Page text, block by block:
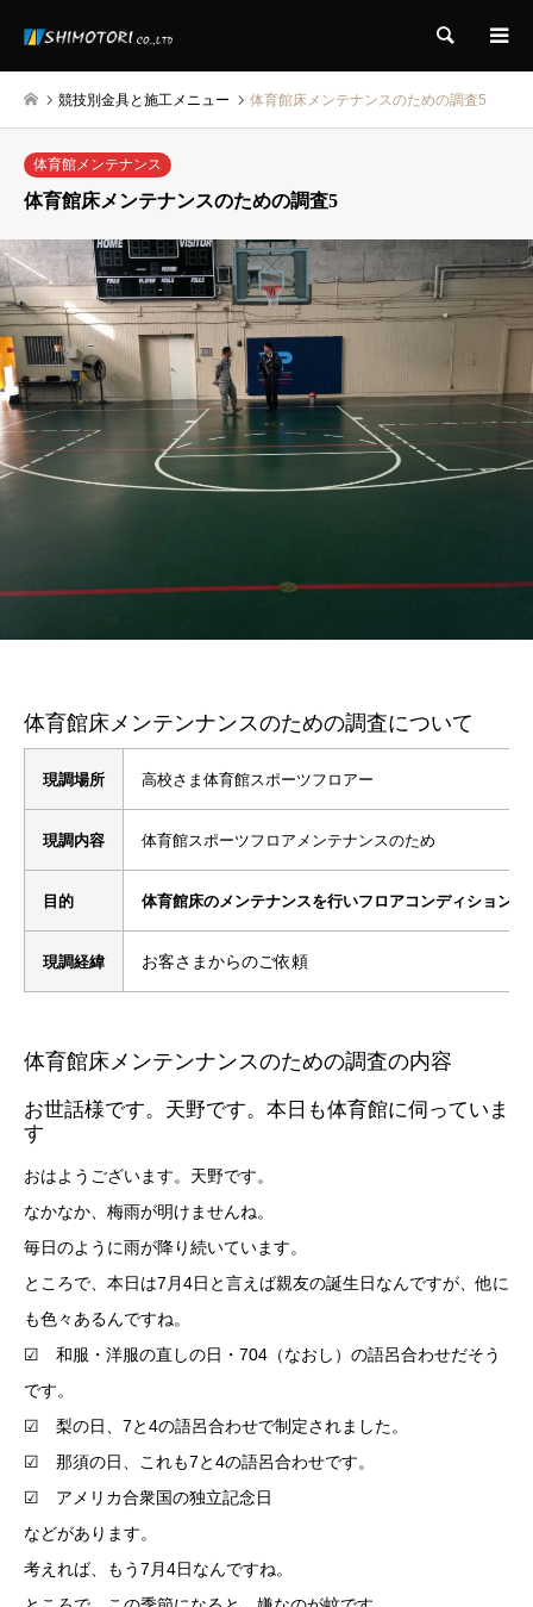
検索
競技別金具と施工メニュー 体育館床メンテナンスのための調査5
体育館メンテナンス
体育館床メンテナンスのための調査5
体育館床メンテンナンスのための調査について
現調場所 高校さま体育館スポーツフロアー
現調内容 体育館スポーツフロアメンテナンスのため
目的 体育館床のメンテナンスを行いフロアコンディション
現調経緯 お客さまからのご依頼
体育館床メンテンナンスのための調査の内容
お世話様です。天野です。本日も体育館に伺っていま
す
おはようございます。天野です。
なかなか、梅雨が明けませんね。
毎日のように雨が降り続いています。
ところで、本日は7月4日と言えば親友の誕生日なんですが、他に
も色々あるんですね。
☑ 和服・洋服の直しの日・704（なおし）の語呂合わせだそう
です。
☑ 梨の日、7と4の語呂合わせで制定されました。
☑ 那須の日、これも7と4の語呂合わせです。
☑ アメリカ合衆国の独立記念日
などがあります。
考えれば、もう7月4日なんですね。